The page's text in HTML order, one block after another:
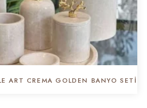
ART CREMA GOLDEN BANYO SETI